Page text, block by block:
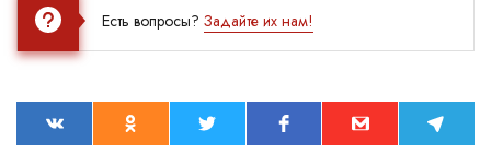
Есть вопросы? Задайте их нам!